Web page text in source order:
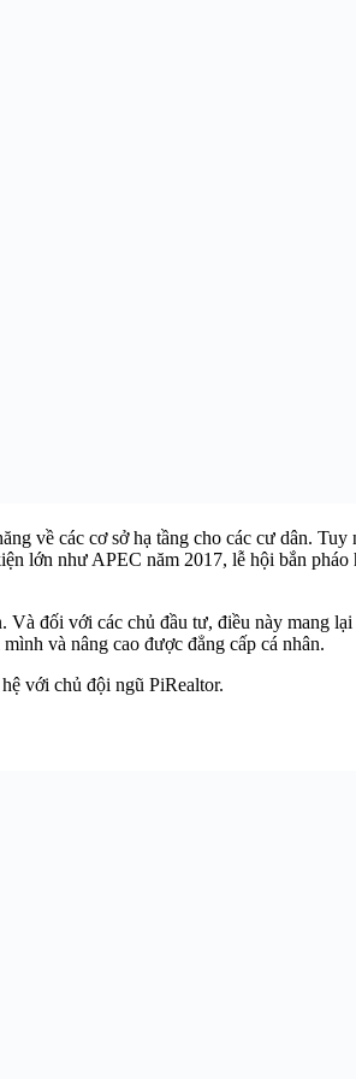
về các cơ sở hạ tầng cho các cư dân.
lớn như APEC năm 2017, lễ hội bắn
đối với các chủ đầu tư, điều này mang
và nâng cao được đẳng cấp cá nhân.
với chủ đội ngũ PiRealtor.